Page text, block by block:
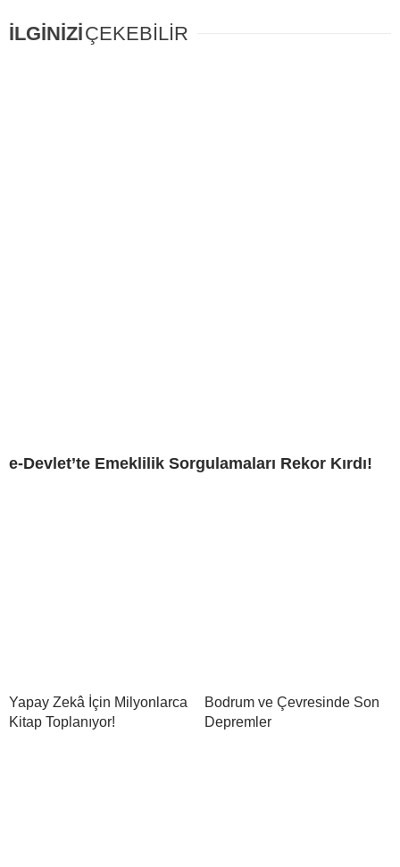
İLGİNİZİÇEKEBİLİR
e-Devlet’te Emeklilik Sorgulamaları Rekor Kırdı!
Yapay Zekâ İçin Milyonlarca
Kitap Toplanıyor!
Bodrum ve Çevresinde Son
Depremler